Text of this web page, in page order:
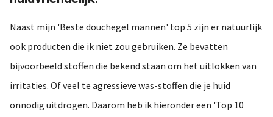
Naast mijn 'Beste douchegel mannen' top 5 zijn er natuurlijk
ook producten die ik niet zou gebruiken. Ze bevatten
bijvoorbeeld stoffen die bekend staan om het uitlokken van
irritaties. Of veel te agressieve was-stoffen die je huid
onnodig uitdrogen. Daarom heb ik hieronder een 'Top 10